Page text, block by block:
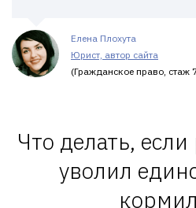
Елена Плохута
Юрист, автор сайта
(Гражданское право, стаж
Что делать,
уволил